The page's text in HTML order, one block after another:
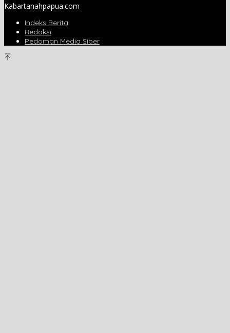
Kabartanahpapua.com
Indeks Berita
Redaksi
Pedoman Media Siber